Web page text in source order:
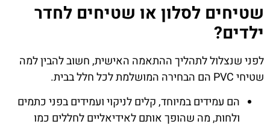
שטיחים לסלון או שטיחים לחדר
ילדים?
לפני שנצלול לתהליך ההתאמה האישית, חשוב להבין למה
שטיחי PVC הם הבחירה המושלמת לכל חלל בבית.
הם עמידים במיוחד, קלים לניקוי ועמידים בפני כתמים
ולחות, מה שהופך אותם לאידיאליים לחללים כמו